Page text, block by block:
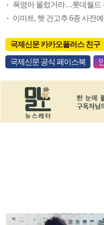
폭염아 물렀거라…롯데월드
이마트, 햇 건고추 6종 사전
국제신문 카카오플러스 친구
국제신문 공식 페이스북